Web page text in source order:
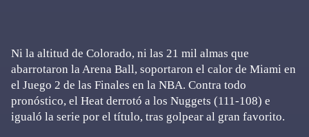
Ni la altitud de Colorado, ni las 21 mil almas que
abarrotaron la Arena Ball, soportaron el calor de Miami en
el Juego 2 de las Finales en la NBA. Contra todo
pronóstico, el Heat derrotó a los Nuggets (111-108) e
igualó la serie por el título, tras golpear al gran favorito.